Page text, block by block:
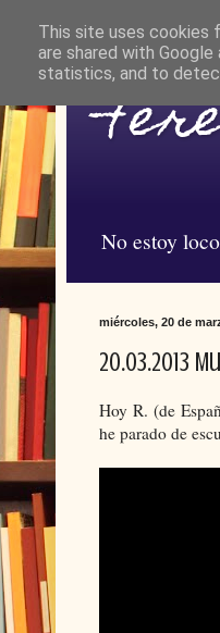
No estoy
miércoles, 20 de
20.03.2013
Hoy R. (de
he parado de
This site uses cookies
are shared with
statistics, and to